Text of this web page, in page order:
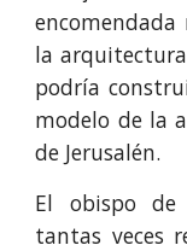
la
podría
modelo de la
de Jerusalén.
El obispo
tantas veces